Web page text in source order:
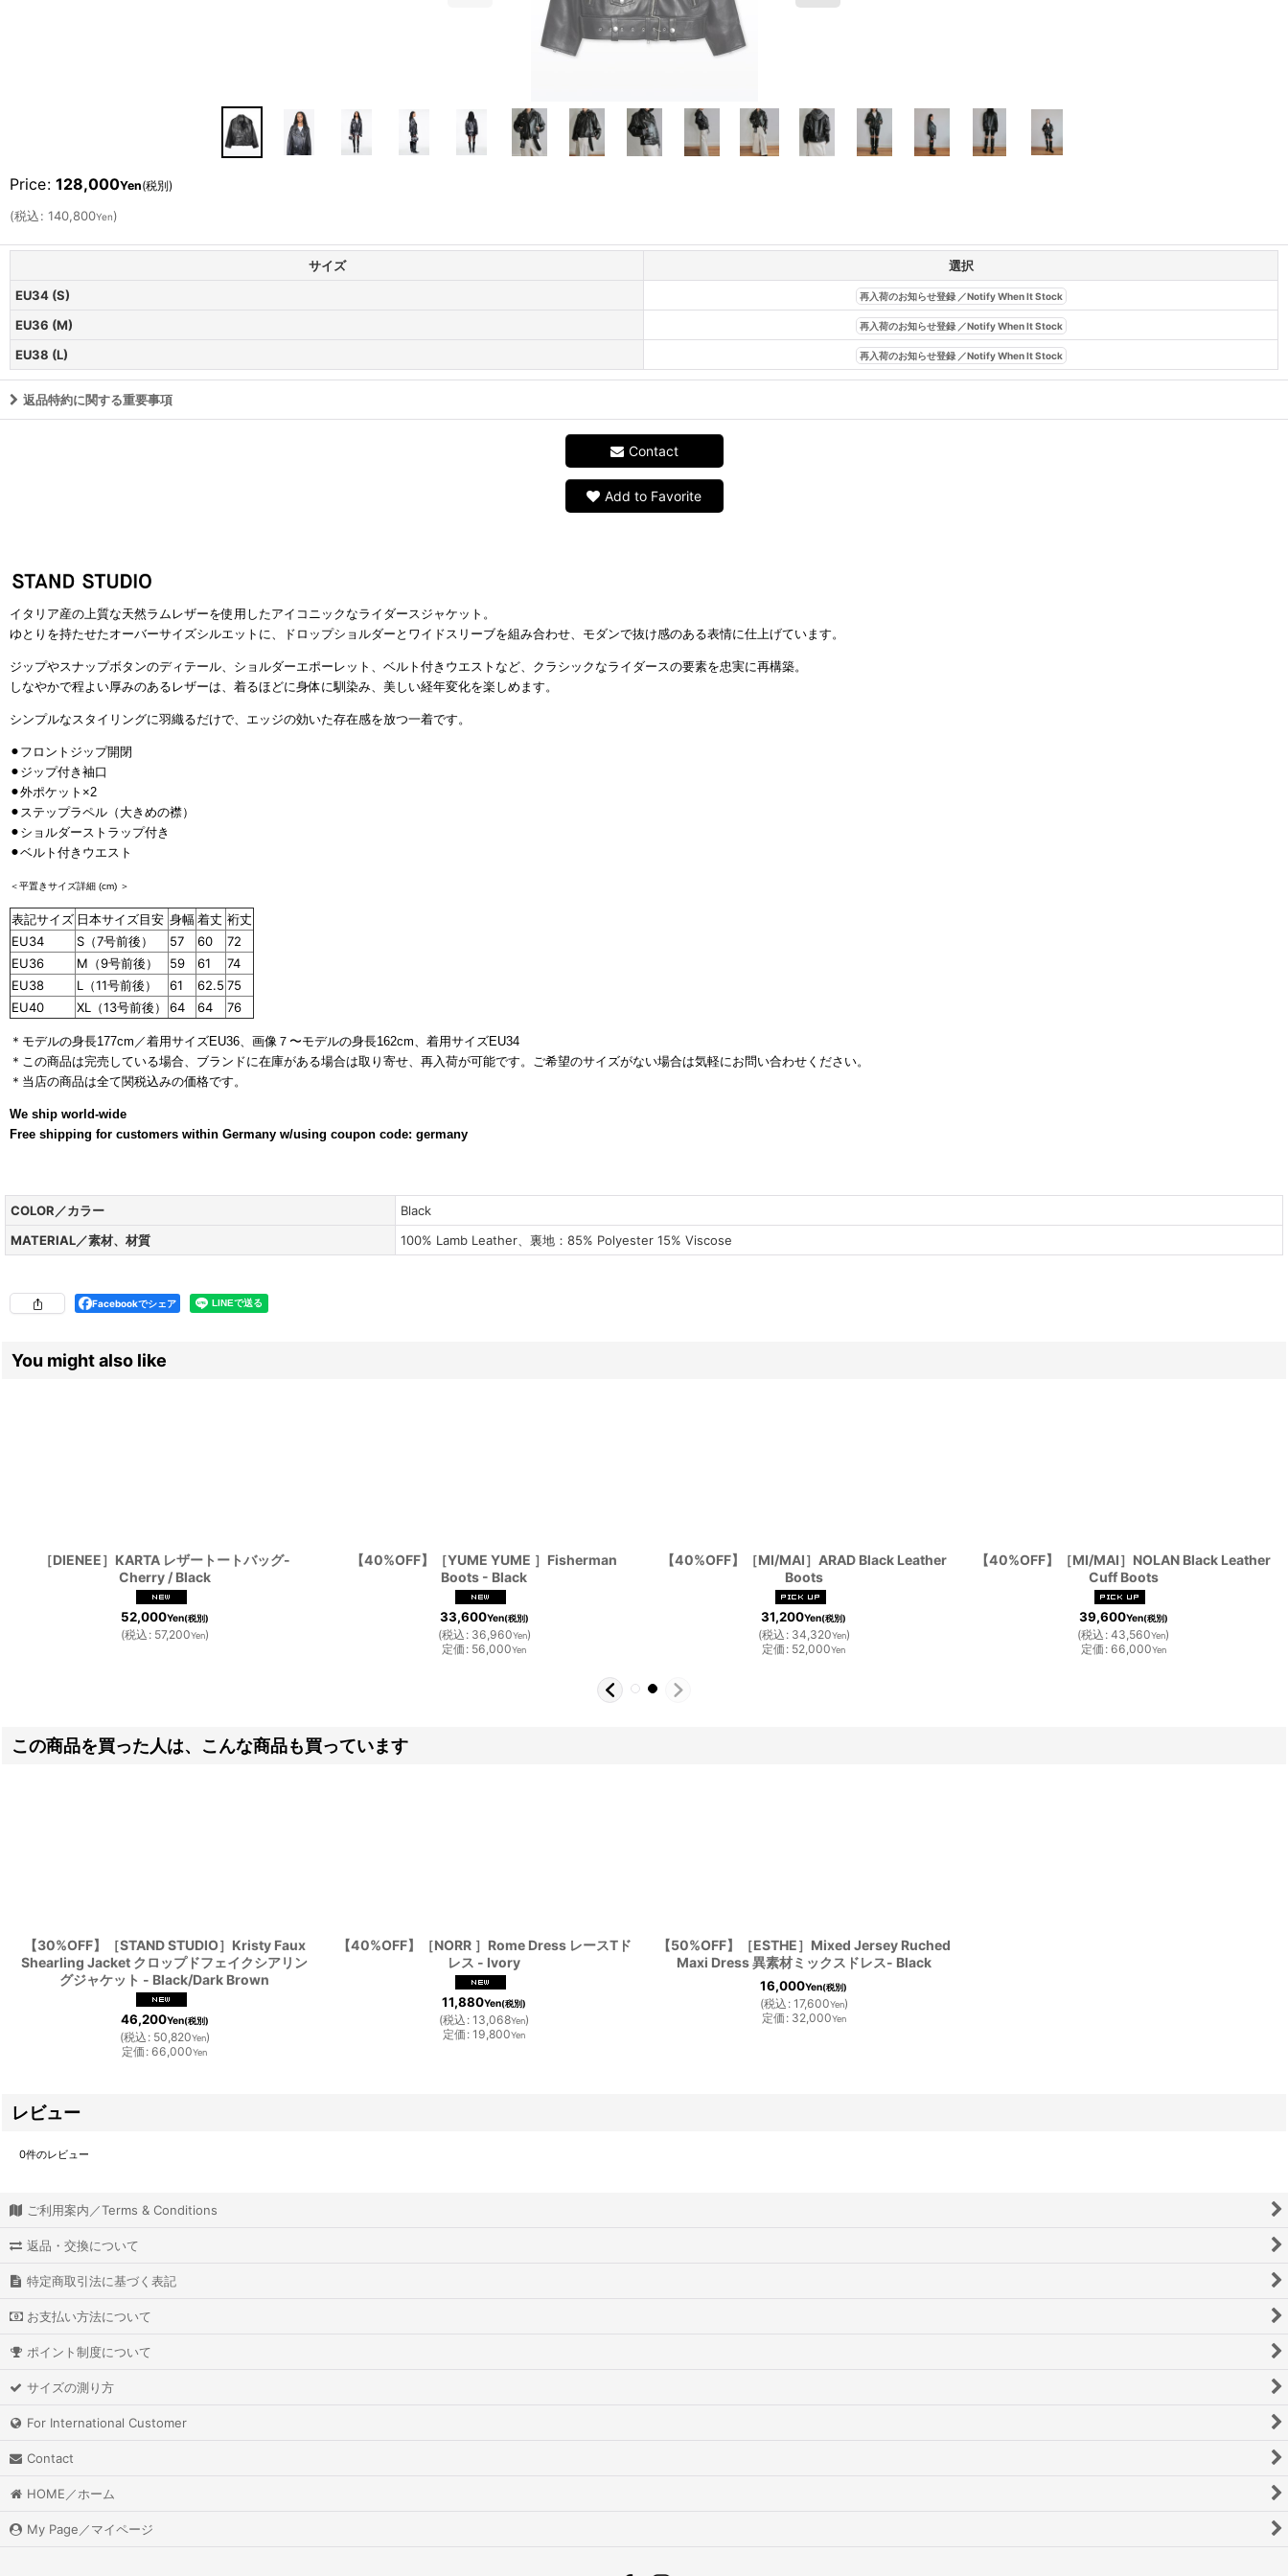
Price: 128,000Yen(税別)
(税込: 140,800Yen)
サイズ
選択
EU34 (S)
再入荷のお知らせ登録 ／Notify When It Stock
EU36 (M) 再入荷のお知らせ登録 ／Notify When It Stock
EU38 (L) 再入荷のお知らせ登録 ／Notify When It Stock
返品特約に関する重要事項
Contact
Add to Favorite
イタリア産の上質な天然ラムレザーを使用したアイコニックなライダースジャケット。
ゆとりを持たせたオーバーサイズシルエットに、ドロップショルダーとワイドスリーブを組み合わせ、モダンで抜け感のある表情に仕上げています。
ジップやスナップボタンのディテール、ショルダーエポーレット、ベルト付きウエストなど、クラシックなライダースの要素を忠実に再構築。
しなやかで程よい厚みのあるレザーは、着るほどに身体に馴染み、美しい経年変化を楽しめます。
シンプルなスタイリングに羽織るだけで、エッジの効いた存在感を放つ一着です。
⚫︎フロントジップ開閉
⚫︎ジップ付き袖口
⚫︎外ポケット×2
⚫︎ステップラペル（大きめの襟）
⚫︎ショルダーストラップ付き
⚫︎ベルト付きウエスト
＜平置きサイズ詳細 (cm) ＞
表記サイズ 日本サイズ目安 身幅着丈 裄丈
EU34
S（7号前後） 57 60
72
EU36
M（9号前後） 59 61
74
EU38
L（11号前後） 61 62.5 75
EU40
XL（13号前後） 64 64 76
＊モデルの身長177cm／着用サイズEU36、画像７〜モデルの身長162cm、着用サイズEU34
＊この商品は完売している場合、ブランドに在庫がある場合は取り寄せ、再入荷が可能です。ご希望のサイズがない場合は気軽にお問い合わせください。
＊当店の商品は全て関税込みの価格です。
We ship world-wide
Free shipping for customers within Germany w/using coupon code: germany
COLOR／カラー
Black
MATERIAL／素材、材質
100% Lamb Leather、裏地：85% Polyester 15% Viscose
Facebookでシェア
You might also like
［DIENEE］KARTA レザートートバッグ-
Cherry / Black
52,000Yen(税別)
(税込 : 57,200Yen)
【40%OFF】［YUME YUME ］Fisherman
Boots - Black
33,600Yen(税別)
(税込 : 36,960Yen)
定価 : 56,000Yen
【40%OFF】［MI/MAI］ARAD Black Leather
Boots
31,200Yen(税別)
(税込 : 34,320Yen)
定価 : 52,000Yen
【40%OFF】［MI/MAI］NOLAN Black Leather
Cuff Boots
39,600Yen(税別)
(税込 : 43,560Yen)
定価 : 66,000Yen
この商品を買った人は、こんな商品も買っています
【30%OFF】［STAND STUDIO］Kristy Faux
Shearling Jacket クロップドフェイクシアリン
グジャケット - Black/Dark Brown
46,200Yen(税別)
(税込 : 50,820Yen)
定価 : 66,000Yen
【40%OFF】［NORR ］Rome Dress レースTド
レス - Ivory
11,880Yen(税別)
(税込 : 13,068Yen)
定価 : 19,800Yen
【50%OFF】［ESTHE］Mixed Jersey Ruched
Maxi Dress 異素材ミックスドレス- Black
16,000Yen(税別)
(税込 : 17,600Yen)
定価 : 32,000Yen
レビュー
0件のレビュー
ご利用案内／Terms & Conditions
返品・交換について
特定商取引法に基づく表記
お支払い方法について
ポイント制度について
サイズの測り方
For International Customer
Contact
HOME／ホーム
My Page／マイページ